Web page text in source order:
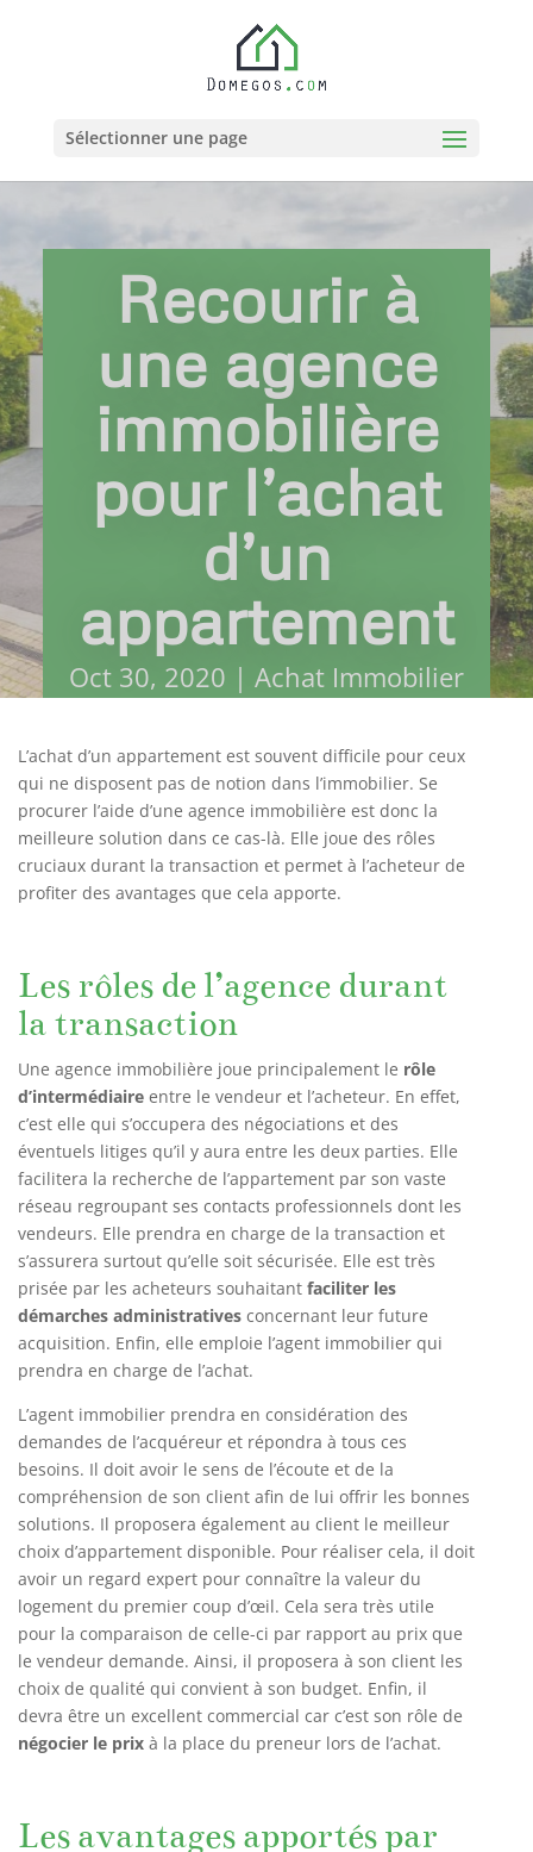
Sélectionner une page
Recourir à
une agence
immobilière
pour l’achat
d’un
appartement
Oct 30, 2020 | Achat Immobilier
L’achat d’un appartement est souvent difficile pour ceux
qui ne disposent pas de notion dans l’immobilier. Se
procurer l’aide d’une agence immobilière est donc la
meilleure solution dans ce cas-là. Elle joue des rôles
cruciaux durant la transaction et permet à l’acheteur de
profiter des avantages que cela apporte.
Les rôles de l’agence durant
la transaction
Une agence immobilière joue principalement le rôle
d’intermédiaire entre le vendeur et l’acheteur. En effet,
c’est elle qui s’occupera des négociations et des
éventuels litiges qu’il y aura entre les deux parties. Elle
facilitera la recherche de l’appartement par son vaste
réseau regroupant ses contacts professionnels dont les
vendeurs. Elle prendra en charge de la transaction et
s’assurera surtout qu’elle soit sécurisée. Elle est très
prisée par les acheteurs souhaitant faciliter les
démarches administratives concernant leur future
acquisition. Enfin, elle emploie l’agent immobilier qui
prendra en charge de l’achat.
L’agent immobilier prendra en considération des
demandes de l’acquéreur et répondra à tous ces
besoins. Il doit avoir le sens de l’écoute et de la
compréhension de son client afin de lui offrir les bonnes
solutions. Il proposera également au client le meilleur
choix d’appartement disponible. Pour réaliser cela, il doit
avoir un regard expert pour connaître la valeur du
logement du premier coup d’œil. Cela sera très utile
pour la comparaison de celle-ci par rapport au prix que
le vendeur demande. Ainsi, il proposera à son client les
choix de qualité qui convient à son budget. Enfin, il
devra être un excellent commercial car c’est son rôle de
négocier le prix à la place du preneur lors de l’achat.
Les avantages apportés par